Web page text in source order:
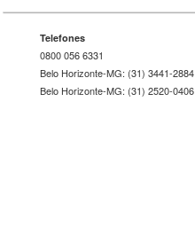
Telefones
0800 056 6331
Belo Horizonte-MG: (31) 3441-2884
Belo Horizonte-MG: (31) 2520-0406